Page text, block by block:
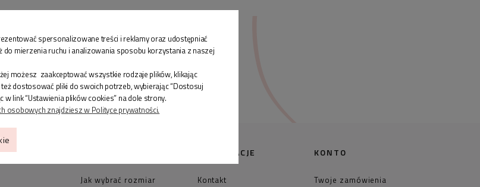
Jak wybrać rozmiar
INFORMACJE
Kontakt
KONTO
Twoje zamówienia
spersonalizowane treści i reklamy oraz udostępniać
mierzenia ruchu i analizowania sposobu korzystania z naszej
możesz zaakceptować wszystkie rodzaje plików, klikając
dostosować pliki do swoich potrzeb, wybierając “Dostosuj
link “Ustawienia plików cookies” na dole strony.
osobowych znajdziesz w Polityce prywatności.